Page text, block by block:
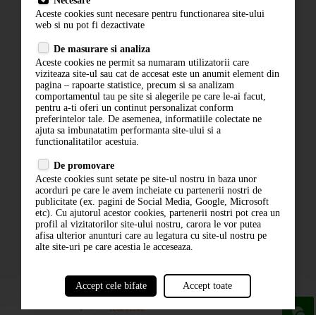
Contact
Politica de confidentialitate
ANPC
ABONARE LA NEWSLETTER
ABONARE
Aceste cookies sunt necesare pentru functionarea site-ului
web si nu pot fi dezactivate
De masurare si analiza
Aceste cookies ne permit sa numaram utilizatorii care
viziteaza site-ul sau cat de accesat este un anumit element din
pagina – rapoarte statistice, precum si sa analizam
comportamentul tau pe site si alegerile pe care le-ai facut,
pentru a-ti oferi un continut personalizat conform
preferintelor tale. De asemenea, informatiile colectate ne
ajuta sa imbunatatim performanta site-ului si a
functionalitatilor acestuia.
De promovare
Aceste cookies sunt setate pe site-ul nostru in baza unor
acorduri pe care le avem incheiate cu partenerii nostri de
publicitate (ex. pagini de Social Media, Google, Microsoft
etc). Cu ajutorul acestor cookies, partenerii nostri pot crea un
profil al vizitatorilor site-ului nostru, carora le vor putea
afisa ulterior anunturi care au legatura cu site-ul nostru pe
alte site-uri pe care acestia le acceseaza.
Accept cele bifate Accept toate